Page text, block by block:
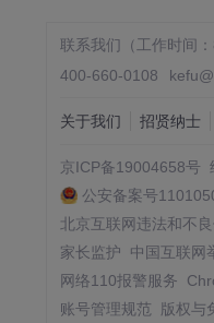
联系我们（工作时间：
400-660-0108
关于我们 招贤纳士
京ICP备19004658号
公安备案号
北京互联网违法和不
家长监护
中国互联网
网络110报警服务
账号管理规范
版权与